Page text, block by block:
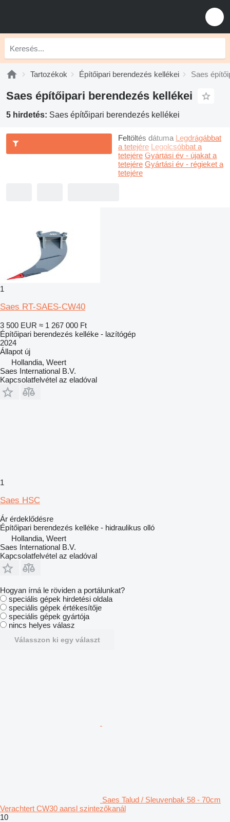
Tartozékok Építőipari berendezés kellékei Saes
Saes építőipari berendezés kellékei
5 hirdetés: Saes építőipari berendezés kellékei
Feltöltés dátuma Legdrágábbat
a tetejére Legolcsóbbat a
tetejére Gyártási év - újakat a
tetejére Gyártási év - régieket a
tetejére
1
Saes RT-SAES-CW40
3 500 EUR ≈ 1 267 000 Ft
Építőipari berendezés kelléke - lazítógép
2024
Állapot új
Hollandia, Weert
Saes International B.V.
Kapcsolatfelvétel az eladóval
1
Saes HSC
Ár érdeklődésre
Építőipari berendezés kelléke - hidraulikus olló
Hollandia, Weert
Saes International B.V.
Kapcsolatfelvétel az eladóval
Hogyan írná le röviden a portálunkat?
speciális gépek hirdetési oldala
speciális gépek értékesítője
speciális gépek gyártója
nincs helyes válasz
Válasszon ki egy választ
Saes Talud / Sleuvenbak 58 - 70cm
Verachtert CW30 aansl szintezőkanál
10